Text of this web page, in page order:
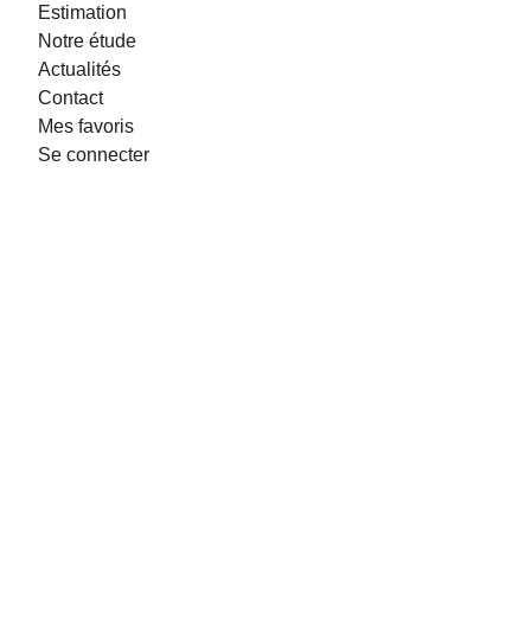
Estimation
Notre étude
Actualités
Contact
Mes favoris
Se connecter